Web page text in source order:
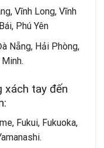
Vĩnh Long, Vĩnh
Phú Yên
Nẵng, Hải Phòng,
xách tay đến
Fukui, Fukuoka,